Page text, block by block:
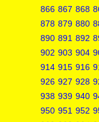
866 867 868
878 879 880
890 891 892
902 903 904
914 915 916
926 927 928
938 939 940
950 951 952